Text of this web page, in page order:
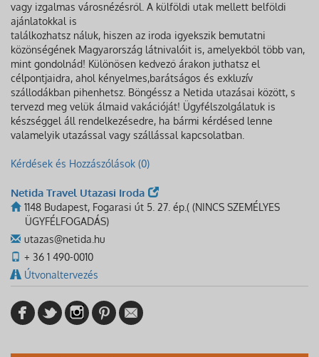
vagy izgalmas városnézésről. A külföldi utak mellett belföldi
ajánlatokkal is
találkozhatsz náluk, hiszen az iroda igyekszik bemutatni
közönségének Magyarország látnivalóit is, amelyekből több van,
mint gondolnád! Különösen kedvező árakon juthatsz el
célpontjaidra, ahol kényelmes,barátságos és exkluzív
szállodákban pihenhetsz. Böngéssz a Netida utazásai között, s
tervezd meg velük álmaid vakációját! Ügyfélszolgálatuk is
készséggel áll rendelkezésedre, ha bármi kérdésed lenne
valamelyik utazással vagy szállással kapcsolatban.
Kérdések és Hozzászólások (0)
Netida Travel Utazasi Iroda
1148 Budapest, Fogarasi út 5. 27. ép.( (NINCS SZEMÉLYES
ÜGYFÉLFOGADÁS)
utazas@netida.hu
+ 36 1 490-0010
Útvonaltervezés